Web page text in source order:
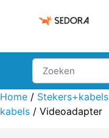
Home / Stekers+kabels
kabels / Videoadapter